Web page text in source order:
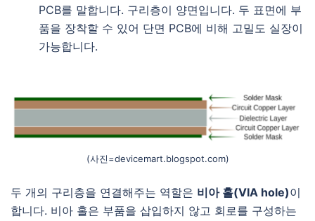
PCB를 말합니다. 구리층이 양면입니다. 두 표면에 부
품을 장착할 수 있어 단면 PCB에 비해 고밀도 실장이
가능합니다.
(사진=devicemart.blogspot.com)
두 개의 구리층을 연결해주는 역할은 비아 홀(VIA hole)이
합니다. 비아 홀은 부품을 삽입하지 않고 회로를 구성하는